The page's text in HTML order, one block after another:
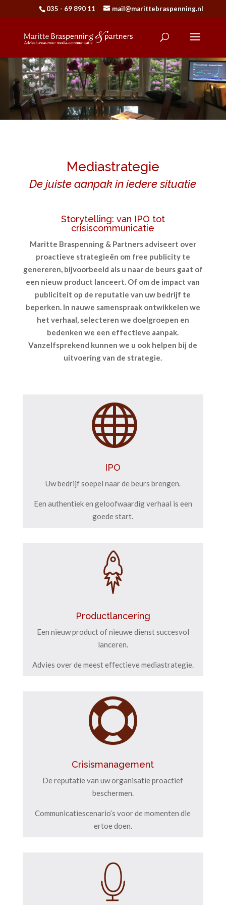
035 - 69 890 11 mail@marittebraspenning.nl
Mediastrategie
De juiste aanpak in iedere situatie
Storytelling: van IPO tot
crisiscommunicatie
Maritte Braspenning & Partners adviseert over
proactieve strategieën om free publicity te
genereren, bijvoorbeeld als u naar de beurs gaat of
een nieuw product lanceert. Of om de impact van
publiciteit op de reputatie van uw bedrijf te
beperken. In nauwe samenspraak ontwikkelen we
het verhaal, selecteren we doelgroepen en
bedenken we een effectieve aanpak.
Vanzelfsprekend kunnen we u ook helpen bij de
uitvoering van de strategie.

IPO
Uw bedrijf soepel naar de beurs brengen.
Een authentiek en geloofwaardig verhaal is een
goede start.
Productlancering
Een nieuw product of nieuwe dienst succesvol
lanceren.
Advies over de meest effectieve mediastrategie.

Crisismanagement
De reputatie van uw organisatie proactief
beschermen.
Communicatiescenario’s voor de momenten die
ertoe doen.